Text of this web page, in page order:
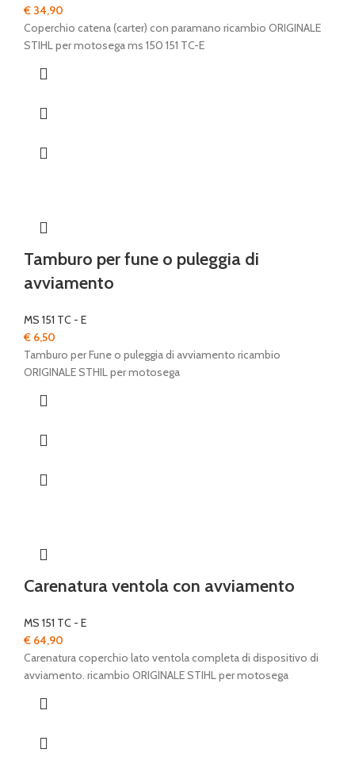
€ 34,90
Coperchio catena (carter) con paramano ricambio ORIGINALE
STIHL per motosega ms 150 151 TC-E
Tamburo per fune o puleggia di
avviamento
MS 151 TC - E
€ 6,50
Tamburo per Fune o puleggia di avviamento ricambio
ORIGINALE STHIL per motosega
Carenatura ventola con avviamento
MS 151 TC - E
€ 64,90
Carenatura coperchio lato ventola completa di dispositivo di
avviamento. ricambio ORIGINALE STIHL per motosega